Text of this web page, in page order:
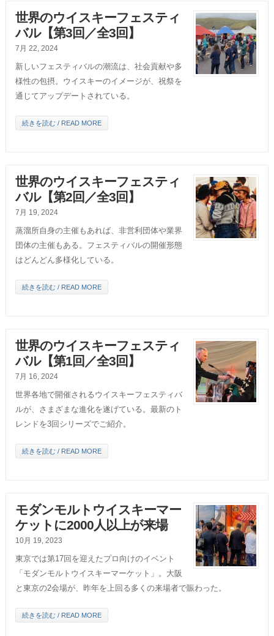
世界のウイスキーフェスティ
バル【第3回／全3回】
7月 22, 2024
新しいフェスティバルの潮流は、社会貢献や多
様性の包摂。ウイスキーのイメージが、祝祭を
通じてアップデートされている。
続きを読む / READ MORE
世界のウイスキーフェスティ
バル【第2回／全3回】
7月 19, 2024
蒸溜所自身の主催もあれば、非営利団体や業界
団体の主催もある。フェスティバルの開催形態
はどんどん多様化している。
続きを読む / READ MORE
世界のウイスキーフェスティ
バル【第1回／全3回】
7月 16, 2024
世界各地で開催されるウイスキーフェスティバ
ルが、さまざまな進化を遂げている。最新のト
レンドを3回シリーズでご紹介。
続きを読む / READ MORE
モダンモルトウイスキーマー
ケットに2000人以上が来場
10月 19, 2023
東京では第17回を迎えたプロ向けのイベント
「モダンモルトウイスキーマーケット」。大阪
と東京の2会場が、昨年を上回る多くの来場者で賑わった。
続きを読む / READ MORE